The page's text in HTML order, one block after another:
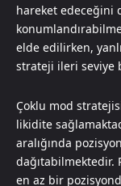
hareket edeceğini
elde edilirken,
strateji ileri seviye
Çoklu mod
likidite
aralığında
dağıtabilmektedir.
en az bir